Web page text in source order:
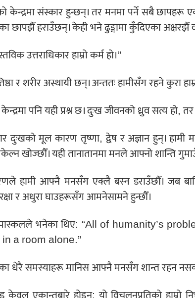
केन्द्रमा संस्कार हुन्छन्। तर मनमा पर्ने सबै छापहरू
छापझैँ हराउँछन्। केही भने ढुङ्गामा कुँदिएका अक्षरझैँ
उत्तराधिकार हाम्रो कर्म हो।”
र शरीर अस्थायी छन्। अन्ततः हामीसँग रहने कुरा
केन्द्रमा पनि यही प्रश्न छ। दुःख जीवनको ध्रुव सत्य
दुःखको मूल कारण तृष्णा, द्वेष र अज्ञान हुन्। हामी
खोज्छौँ। यही तानातानमा मनले आफ्नो शान्ति
हामी आफ्नै मनसँग एक्लै बस्न डराउँछौँ। जब
र अधुरा घाउहरूसँग आमनेसामने हुन्छौँ।
पास्कलले भनेका थिए: “All of humanity’s
a room alone.”
धेरै समस्याहरू मानिस आफ्नै मनसँग शान्त रहन